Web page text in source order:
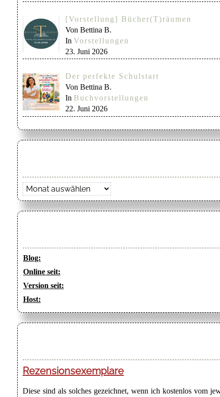
[Vorstellung] Bücher(T)räumen
Von Bettina B.
In Vorstellungen
23. Juni 2026
Der perfekte Schulstart
Von Bettina B.
In Buchvorstellungen
22. Juni 2026
Archiv
Blog:
Online seit:
Version seit:
Host:
Rezensionsexemplare
Diese sind als solches gezeichnet, wenn ich kostenlos vom